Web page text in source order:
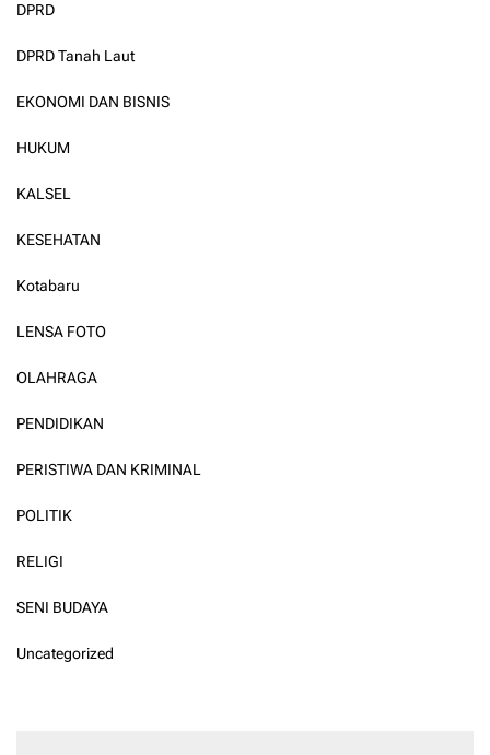
DPRD
DPRD Tanah Laut
EKONOMI DAN BISNIS
HUKUM
KALSEL
KESEHATAN
Kotabaru
LENSA FOTO
OLAHRAGA
PENDIDIKAN
PERISTIWA DAN KRIMINAL
POLITIK
RELIGI
SENI BUDAYA
Uncategorized